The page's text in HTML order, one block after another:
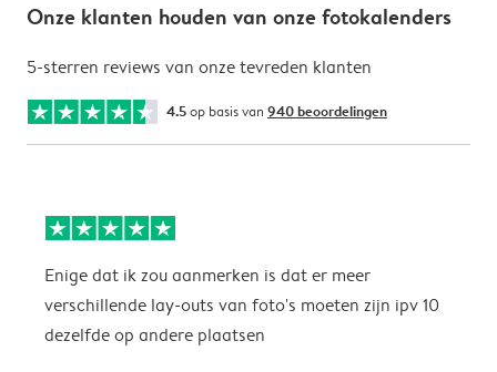
Onze klanten houden van onze fotokalenders
5-sterren reviews van onze tevreden klanten
4.5op basis van 940 beoordelingen
Enige dat ik zou aanmerken is dat er meer
verschillende lay-outs van foto's moeten zijn ipv 10
dezelfde op andere plaatsen